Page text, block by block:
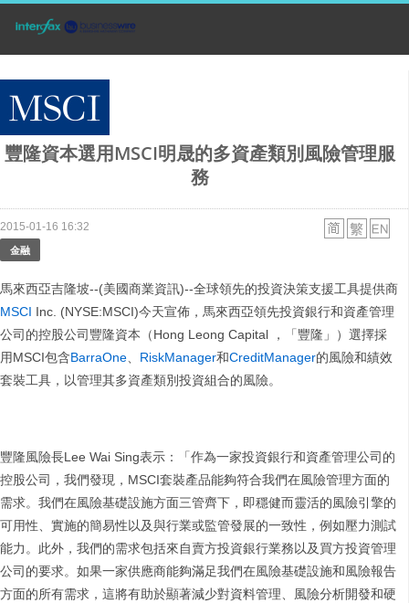
豐隆資本選用MSCI明晟的多資產類別風險管理服
務
2015-01-16 16:32
金融
馬來西亞吉隆坡--(美國商業資訊)--全球領先的投資決策支援工具提供商
MSCI Inc. (NYSE:MSCI)今天宣佈，馬來西亞領先投資銀行和資產管理
公司的控股公司豐隆資本（Hong Leong Capital ，「豐隆」）選擇採
用MSCI包含BarraOne、 RiskManager和CreditManager的風險和績效
套裝工具，以管理其多資產類別投資組合的風險。
豐隆風險長Lee Wai Sing表示：「作為一家投資銀行和資產管理公司的
控股公司，我們發現，MSCI套裝產品能夠符合我們在風險管理方面的
需求。我們在風險基礎設施方面三管齊下，即穩健而靈活的風險引擎的
可用性、實施的簡易性以及與行業或監管發展的一致性，例如壓力測試
能力。此外，我們的需求包括來自賣方投資銀行業務以及買方投資管理
公司的要求。如果一家供應商能夠滿足我們在風險基礎設施和風險報告
方面的所有需求，這將有助於顯著減少對資料管理、風險分析開發和硬